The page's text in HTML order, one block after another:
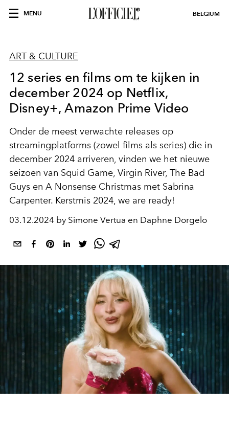
MENU BELGIUM
ART & CULTURE
12 series en films om te kijken in
december 2024 op Netflix,
Disney+, Amazon Prime Video
Onder de meest verwachte releases op
streamingplatforms (zowel films als series) die in
december 2024 arriveren, vinden we het nieuwe
seizoen van Squid Game, Virgin River, The Bad
Guys en A Nonsense Christmas met Sabrina
Carpenter. Kerstmis 2024, we are ready!
03.12.2024 by Simone Vertua en Daphne Dorgelo